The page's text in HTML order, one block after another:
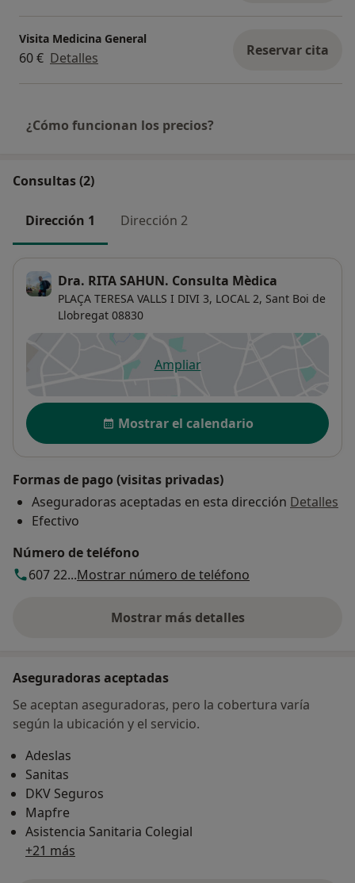
Visita Medicina General
60 € Detalles Reservar cita
¿Cómo funcionan los precios?
Consultas (2)
Dirección 1 Dirección 2
Dra. RITA SAHUN. Consulta Mèdica
PLAÇA TERESA VALLS I DIVI 3, LOCAL 2, Sant Boi de
Llobregat 08830
Ampliarse abre en una nueva
Disponibilidad
Mostrar el calendario
Formas de pago (visitas privadas)
Aseguradoras aceptadas en esta dirección Detalles
Efectivo
Número de teléfono
607 22...Mostrar número de teléfono
Mostrar más detalles
sobre la dirección
Aseguradoras aceptadas
Se aceptan aseguradoras, pero la cobertura varía
según la ubicación y el servicio.
Adeslas
Sanitas
DKV Seguros
Mapfre
Asistencia Sanitaria Colegial
+21 más